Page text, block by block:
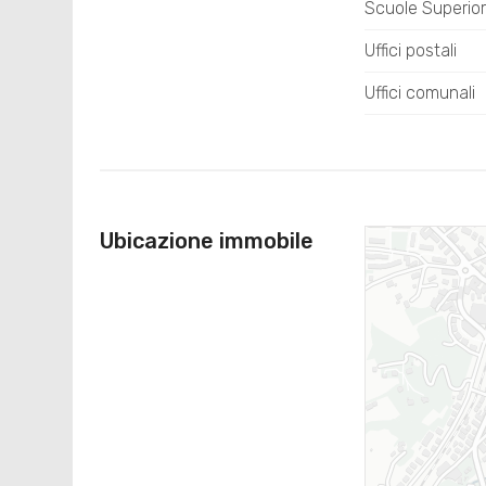
Scuole
Uffici postali
Uffici comunali
Ubicazione immobile